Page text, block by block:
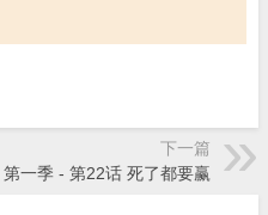
下一篇
一季 - 第22话 死了都要赢